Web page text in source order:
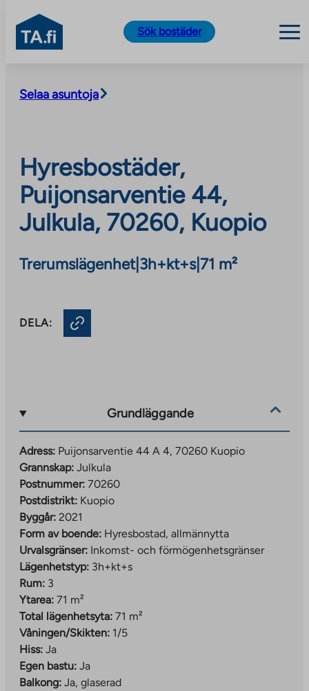
content
TA.fi
Sök bostäder
Selaa asuntoja
Hyresbostäder,
Puijonsarventie 44,
Julkula, 70260, Kuopio
Trerumslägenhet| 3h+kt+s| 71 m²
DELA:
Grundläggande
Adress: Puijonsarventie 44 A 4, 70260 Kuopio
Grannskap: Julkula
Postnummer: 70260
Postdistrikt: Kuopio
Byggår: 2021
Form av boende: Hyresbostad, allmännytta
Urvalsgränser: Inkomst- och förmögenhetsgränser
Lägenhetstyp: 3h+kt+s
Rum: 3
Ytarea: 71 m²
Total lägenhetsyta: 71 m²
Våningen/Skikten: 1/5
Hiss: Ja
Egen bastu: Ja
Balkong: Ja, glaserad